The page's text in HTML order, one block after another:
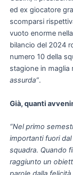
ed ex giocatore
scomparsi
vuoto enorme
bilancio del 2024
numero 10 della
stagione in maglia
assurda”
Già, quanti
“Nel primo
importanti fuori
squadra. Quando
raggiunto un
parole dalla